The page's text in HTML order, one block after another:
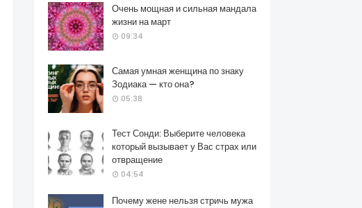
Очень мощная и сильная мандала
жизни на март
09:34
Самая умная женщина по знаку
Зодиака — кто она?
05:38
Тест Сонди: Выберите человека
который вызывает у Вас страх или
отвращение
04:54
Почему жене нельзя стричь мужа